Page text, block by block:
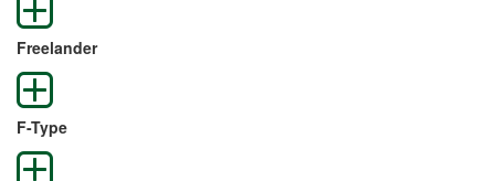
Freelander
F-Type